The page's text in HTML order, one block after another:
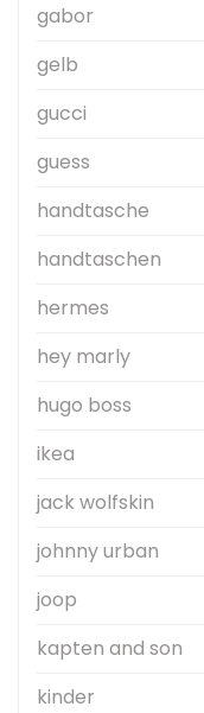
gabor
gelb
gucci
guess
handtasche
handtaschen
hermes
hey marly
hugo boss
ikea
jack wolfskin
johnny urban
joop
kapten and son
kinder